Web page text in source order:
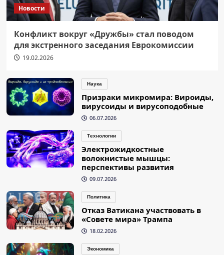
Новости
Конфликт вокруг «Дружбы» стал поводом
для экстренного заседания Еврокомиссии
19.02.2026
Наука
Призраки микромира: Вироиды,
вирусоиды и вирусоподобные
06.07.2026
Технологии
Электрожидкостные
волокнистые мышцы:
перспективы развития
09.07.2026
Политика
Отказ Ватикана участвовать в
«Совете мира» Трампа
18.02.2026
Экономика